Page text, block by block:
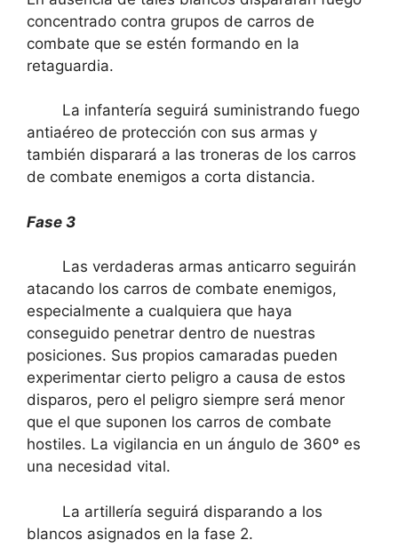
concentrado contra grupos de carros de
combate que se estén formando en la
retaguardia.
La infantería seguirá suministrando fuego
antiaéreo de protección con sus armas y
también disparará a las troneras de los carros
de combate enemigos a corta distancia.
Fase 3
Las verdaderas armas anticarro seguirán
atacando los carros de combate enemigos,
especialmente a cualquiera que haya
conseguido penetrar dentro de nuestras
posiciones. Sus propios camaradas pueden
experimentar cierto peligro a causa de estos
disparos, pero el peligro siempre será menor
que el que suponen los carros de combate
hostiles. La vigilancia en un ángulo de 360º es
una necesidad vital.
La artillería seguirá disparando a los
blancos asignados en la fase 2.